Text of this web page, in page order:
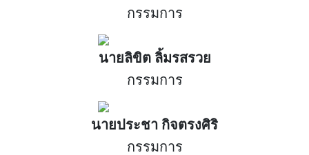
กรรมการ
นายลิขิต ลิ้มรสรวย
กรรมการ
นายประชา กิจตรงศิริ
กรรมการ